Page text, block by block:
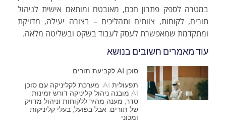
במטרה לספק פתרון חכם, מאובטח ומותאם אישית לניהול
תורים, לקוחות, צוותים ותהליכים – בצורה יעילה, מדויקת
ומתקדמת שמאפשרת לעסק לעבוד בשקט ובשליטה מלאה.
עוד מאמרים חשובים בנושא
סוכן AI לקביעת תורים
תפעולית AI: מערכת לקליניקה עם סוכן
AI מובנה ניהול קליניקה דורש זמינות,
סדר, מענה מהיר ללקוחות וניהול מדויק
של תורים. אבל בפועל, בעלי קליניקות
ומכוני